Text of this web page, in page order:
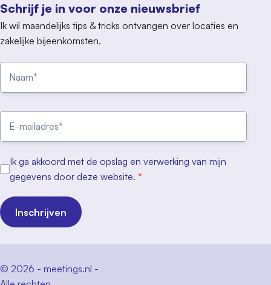
Schrijf je in voor onze nieuwsbrief
Ik wil maandelijks tips & tricks ontvangen over locaties en
zakelijke bijeenkomsten.
Ik ga akkoord met de opslag en verwerking van mijn
gegevens door deze website. *
Inschrijven
© 2026 - meetings.nl -